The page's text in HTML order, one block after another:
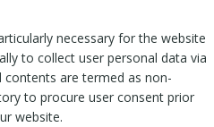
necessary for the website
to collect user personal data via
are termed as non-
to procure user consent prior
website.